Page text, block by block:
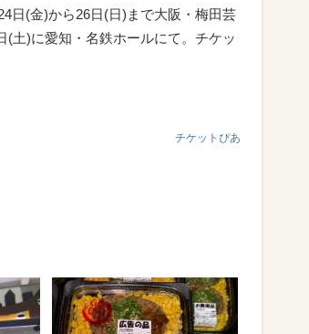
日(金)から26日(日)まで大阪・梅田芸
(土)に愛知・名鉄ホールにて。チケッ
チケットぴあ